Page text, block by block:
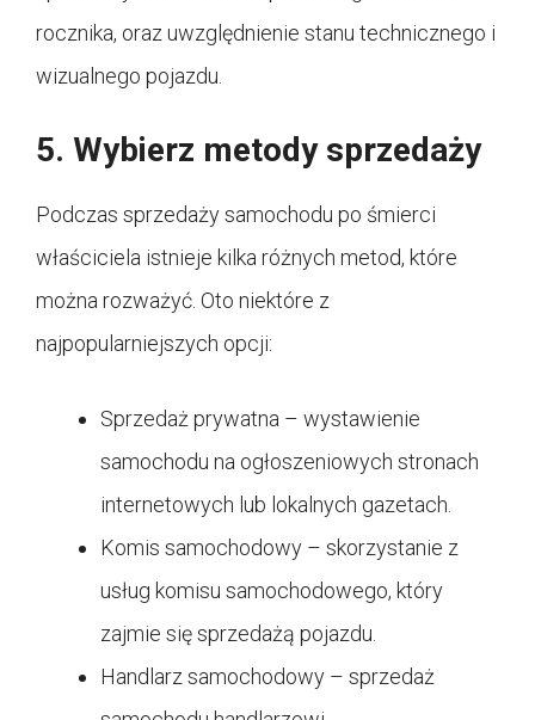
rocznika, oraz uwzględnienie stanu technicznego i
wizualnego pojazdu.
5. Wybierz metody sprzedaży
Podczas sprzedaży samochodu po śmierci
właściciela istnieje kilka różnych metod, które
można rozważyć. Oto niektóre z
najpopularniejszych opcji:
Sprzedaż prywatna – wystawienie
samochodu na ogłoszeniowych stronach
internetowych lub lokalnych gazetach.
Komis samochodowy – skorzystanie z
usług komisu samochodowego, który
zajmie się sprzedażą pojazdu.
Handlarz samochodowy – sprzedaż